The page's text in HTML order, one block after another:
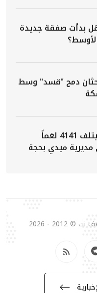
بدأت صفقة جديدة
دمج "قسد" وسط
مشروع "مسام" يتلف 4141 لغماً
مديرية ميدي بحجة
- 2026